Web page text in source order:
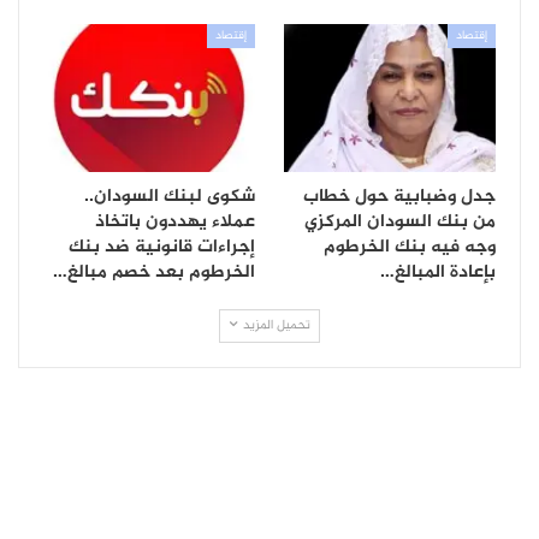
إقتصاد
جدل وضبابية حول خطاب
من بنك السودان المركزي
وجه فيه بنك الخرطوم
بإعادة المبالغ…
إقتصاد
شكوى لبنك السودان..
عملاء يهددون باتخاذ
إجراءات قانونية ضد بنك
الخرطوم بعد خصم مبالغ…
تحميل المزيد